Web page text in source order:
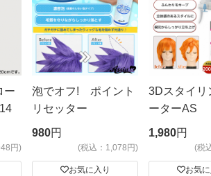
ー
円)
泡でオフ! ポイント
リセッター
980円
(税込：1,078円)
お気に入り
3Dスタイリ
ーターAS
ビッグサイ
1,980円
(税
お気